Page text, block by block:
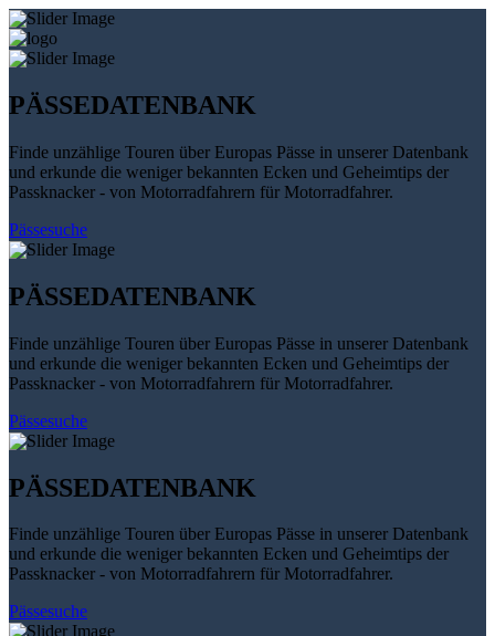
PÄSSEDATENBANK
Finde unzählige Touren über Europas Pässe in unserer Datenbank
und erkunde die weniger bekannten Ecken und Geheimtips der
Passknacker - von Motorradfahrern für Motorradfahrer.
Pässesuche
PÄSSEDATENBANK
Finde unzählige Touren über Europas Pässe in unserer Datenbank
und erkunde die weniger bekannten Ecken und Geheimtips der
Passknacker - von Motorradfahrern für Motorradfahrer.
Pässesuche
PÄSSEDATENBANK
Finde unzählige Touren über Europas Pässe in unserer Datenbank
und erkunde die weniger bekannten Ecken und Geheimtips der
Passknacker - von Motorradfahrern für Motorradfahrer.
Pässesuche